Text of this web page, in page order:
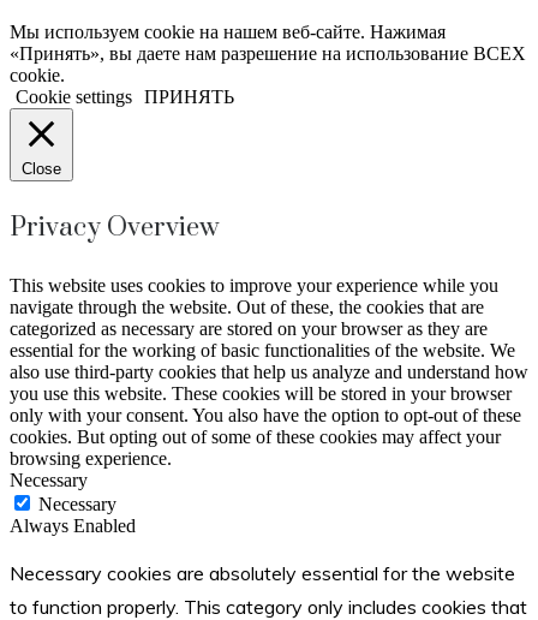
Мы используем cookie на нашем веб-сайте. Нажимая
«Принять», вы даете нам разрешение на использование ВСЕХ
cookie.
Cookie settings ПРИНЯТЬ
Close
Privacy Overview
This website uses cookies to improve your experience while you
navigate through the website. Out of these, the cookies that are
categorized as necessary are stored on your browser as they are
essential for the working of basic functionalities of the website. We
also use third-party cookies that help us analyze and understand how
you use this website. These cookies will be stored in your browser
only with your consent. You also have the option to opt-out of these
cookies. But opting out of some of these cookies may affect your
browsing experience.
Necessary
Necessary
Always Enabled
Necessary cookies are absolutely essential for the website
to function properly. This category only includes cookies that